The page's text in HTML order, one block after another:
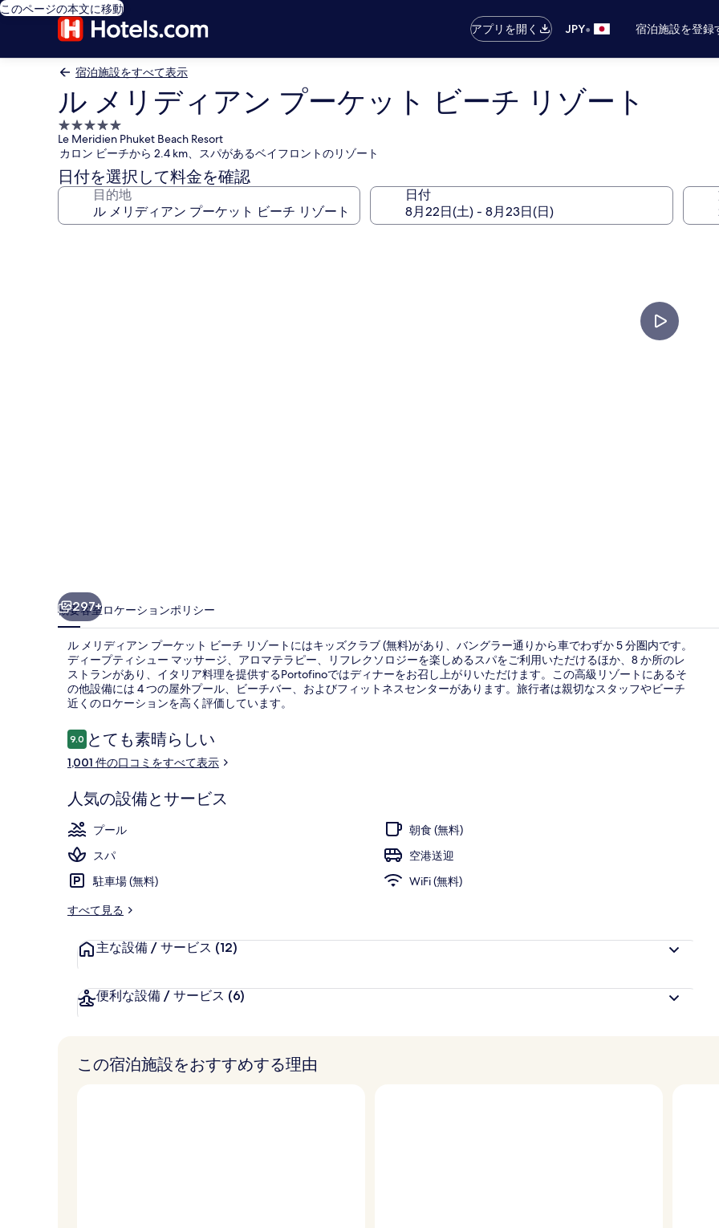
このページの本文に移動
アプリを開く
JPY• 宿泊施設を登録
宿泊施設をすべて表示
ル メリディアン プーケット ビーチ リゾート
5.0
つ
星
宿
泊
Le Meridien Phuket Beach Resort
カロン ビーチから 2.4 km、スパがあるベイフロントのリゾート
日付を選択して料金を確認
目的地 日付
チ
リ
ゾ
ー
ト
の
写
ギ
ャ
ラ
リ
ー
ビーチの近
297+
概要客室ロケーションポリシー
ル メリディアン プーケット ビーチ リゾートにはキッズクラブ (無料)があり、バングラー通りから車でわずか 5 分圏内です。
ディープティシュー マッサージ、アロマテラピー、リフレクソロジーを楽しめるスパをご利用いただけるほか、8 か所のレ
ストランがあり、イタリア料理を提供するPortofinoではディナーをお召し上がりいただけます。この高級リゾートにあるそ
の他設備には 4 つの屋外プール、ビーチバー、およびフィットネスセンターがあります。旅行者は親切なスタッフやビーチ
近くのロケーションを高く評価しています。
口
コ
ミ
9.010段階中9.0
とても素晴らしい
1,001 件の口コミをすべて表示
人気の設備とサービス
プール
朝食 (無料)
スパ
空港送迎
駐車場 (無料)
WiFi (無料)
すべて見る
主な設備 / サービス (12)
便利な設備 / サービス (6)
この宿泊施設をおすすめする理由